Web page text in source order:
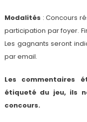
Modalités : Concours
participation par foyer.
Les gagnants seront
par email.
Les commentaires
étiqueté du jeu, ils
concours.